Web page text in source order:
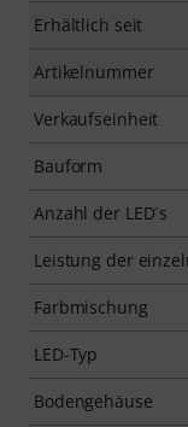
Erhältlich seit
Artikelnummer
Verkaufseinheit
Bauform
Anzahl der LED´s
Leistung der
Farbmischung
LED-Typ
Bodengehäuse